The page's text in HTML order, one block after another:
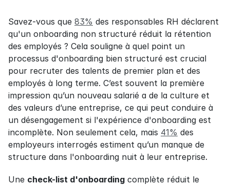
Savez-vous que 83% des responsables RH déclarent
qu'un onboarding non structuré réduit la rétention
des employés ? Cela souligne à quel point un
processus d'onboarding bien structuré est crucial
pour recruter des talents de premier plan et des
employés à long terme. C’est souvent la première
impression qu’un nouveau salarié a de la culture et
des valeurs d’une entreprise, ce qui peut conduire à
un désengagement si l'expérience d'onboarding est
incomplète. Non seulement cela, mais 41% des
employeurs interrogés estiment qu’un manque de
structure dans l'onboarding nuit à leur entreprise.
Une check-list d'onboarding complète réduit le